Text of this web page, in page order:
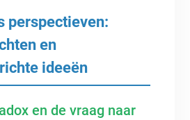
perspectieven:
en
ideeën
en de vraag naar